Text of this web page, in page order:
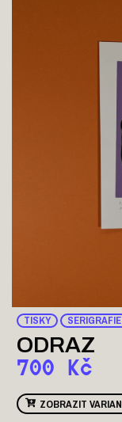
TISKY SERIGRAFIE
ODRAZ
700 Kč
ZOBRAZIT